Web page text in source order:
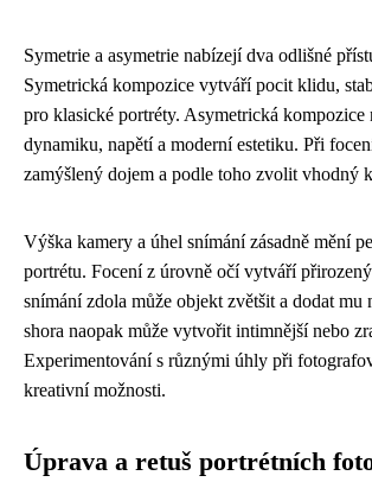
Symetrie a asymetrie nabízejí dva odlišné
Symetrická kompozice vytváří pocit klidu,
pro klasické portréty. Asymetrická kompozice
dynamiku, napětí a moderní estetiku. Při
zamýšlený dojem a podle toho zvolit vhodný
Výška kamery a úhel snímání zásadně mění
portrétu. Focení z úrovně očí vytváří
snímání zdola může objekt zvětšit a dodat
shora naopak může vytvořit intimnější nebo
Experimentování s různými úhly při
kreativní možnosti.
Úprava a retuš portrétních